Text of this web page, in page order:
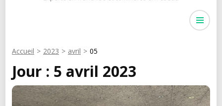
Accueil > 2023 > avril > 05
Jour : 5 avril 2023